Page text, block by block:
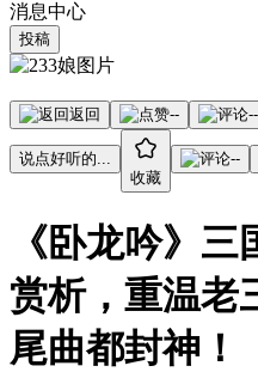
消息中心
投稿
返回 -- --
说点好听的...
收藏
--
《卧龙吟》
赏析，重温老
尾曲都封神！